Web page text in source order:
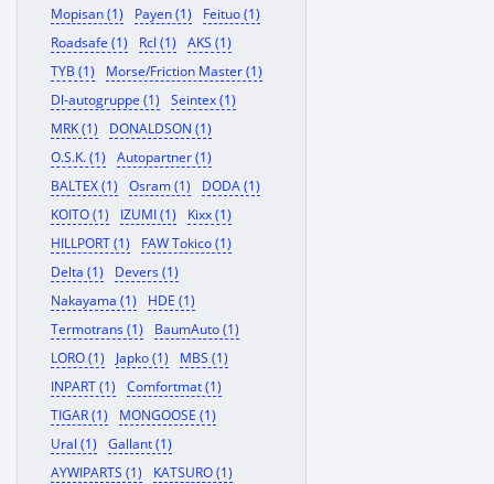
Mopisan (1)
Payen (1)
Feituo (1)
Roadsafe (1)
Rcl (1)
AKS (1)
TYB (1)
Morse/Friction Master (1)
Dl-autogruppe (1)
Seintex (1)
MRK (1)
DONALDSON (1)
O.S.K. (1)
Autopartner (1)
BALTEX (1)
Osram (1)
DODA (1)
KOITO (1)
IZUMI (1)
Kixx (1)
HILLPORT (1)
FAW Tokico (1)
Delta (1)
Devers (1)
Nakayama (1)
HDE (1)
Termotrans (1)
BaumAuto (1)
LORO (1)
Japko (1)
MBS (1)
INPART (1)
Comfortmat (1)
TIGAR (1)
MONGOOSE (1)
Ural (1)
Gallant (1)
AYWIPARTS (1)
KATSURO (1)